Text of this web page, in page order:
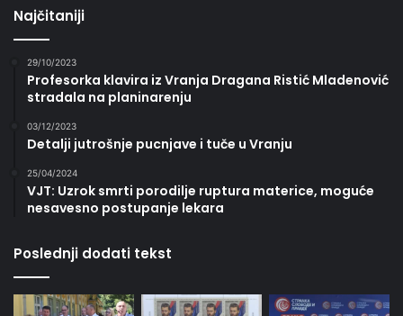
Najčitaniji
29/10/2023
Profesorka klavira iz Vranja Dragana Ristić Mladenović
stradala na planinarenju
03/12/2023
Detalji jutrošnje pucnjave i tuče u Vranju
25/04/2024
VJT: Uzrok smrti porodilje ruptura materice, moguće
nesavesno postupanje lekara
Poslednji dodati tekst